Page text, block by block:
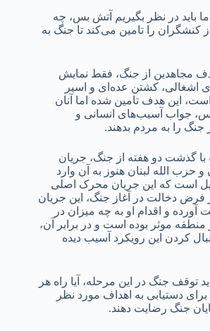
در نظر بگیریم آتش بس، چه
کنشگران را تامین می‌کند تا جنگ به
مجاهدین از جنگ، فقط نمایش
اشغالی، کشتن عده‌ای و اسیر
این هدف تامین شده اما آنان
بس، جواب آسیب‌های انسانی و
جنگ را به مردم بدهند.
با گذشت دو هفته از جنگ، جریان
حزب الله لبنان هنوز به آن وارد
است که این جریان محرک اصلی
فرض دخالت در آغاز جنگ، این جریان
آورده و اقدام او به‌ چه میزان در
منطقه موثر بوده است و در برابر آن،
کردن این رویکرد آسیب دیده
توقف جنگ در این مرحله، آیا راه هر
دستیابی به اهداف مورد نظر
جنگ رضایت دهند.